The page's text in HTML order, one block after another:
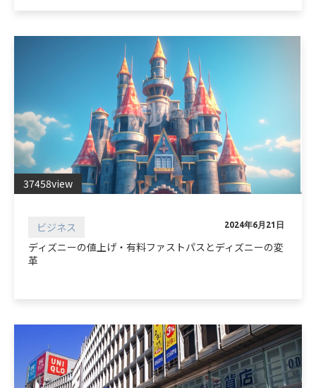
37458view
ビジネス 2024年6月21日
ディズニーの値上げ・有料ファストパスとディズニーの変
革